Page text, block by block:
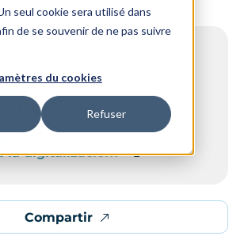
seul cookie sera utilisé dans
de se souvenir de ne pas suivre
du cookies
Refuser
las principales causas de
a la digitalización?
de forma sencilla las
la digitalización?
Compartir